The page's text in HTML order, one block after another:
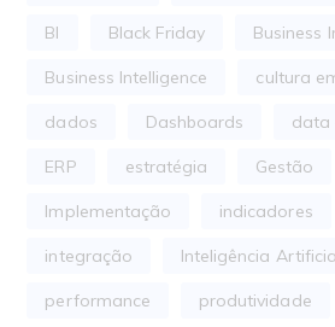
BI Black Friday Business
Business Intelligence cultura
dados Dashboards data
ERP estratégia Gestão
Implementação indicadores
integração Inteligência
performance produtividade